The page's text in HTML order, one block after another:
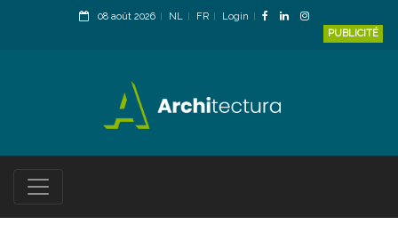
08 août 2026 NL FR
Login
PUBLICITÉ